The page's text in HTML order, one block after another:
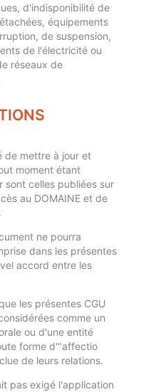
d'indisponibilité de
équipements
de suspension,
de l'électricité ou
réseaux de
de mettre à jour et
moment étant
sont celles publiées sur
au DOMAINE et de
ne pourra
dans les présentes
accord entre les
les présentes CGU
comme un
ou d'une entité
forme d'"affectio
de leurs relations.
pas exigé l'application